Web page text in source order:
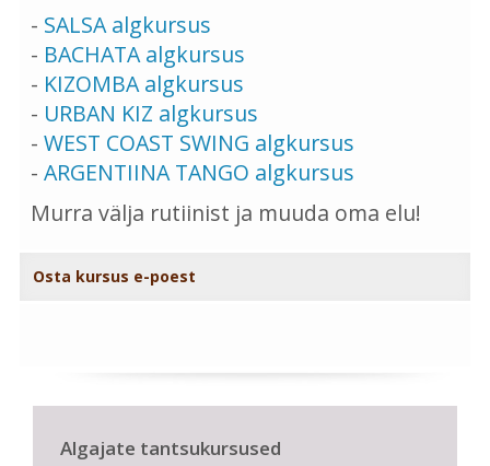
- SALSA algkursus
- BACHATA algkursus
- KIZOMBA algkursus
- URBAN KIZ algkursus
- WEST COAST SWING algkursus
- ARGENTIINA TANGO algkursus
Murra välja rutiinist ja muuda oma elu!
Osta kursus e-poest
Algajate tantsukursused